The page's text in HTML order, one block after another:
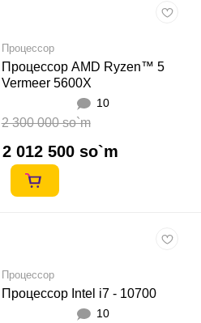
Процессор
Процессор AMD Ryzen™ 5
Vermeer 5600X
10
2 300 000 so`m
2 012 500 so`m
Процессор
Процессор Intel i7 - 10700
10